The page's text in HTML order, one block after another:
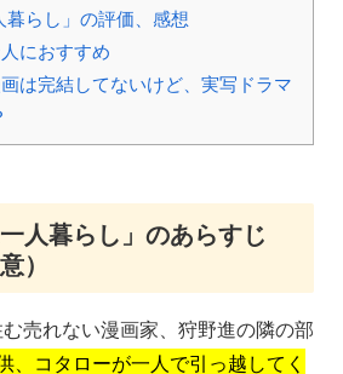
暮らし」の評価、感想
におすすめ
は完結してないけど、実写ドラマ
人暮らし」のあらすじ
）
売れない漫画家、狩野進の隣の部
、コタローが一人で引っ越してく